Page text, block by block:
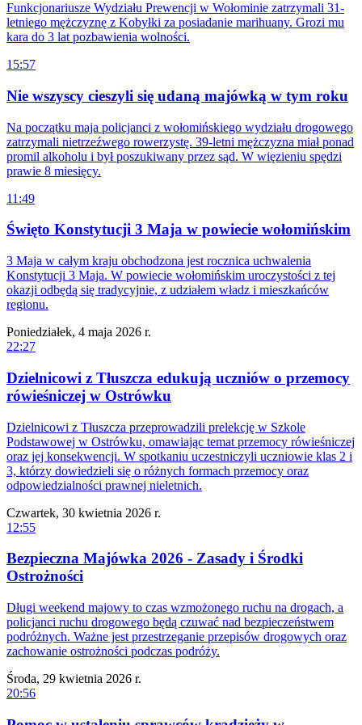
Funkcjonariusze Wydziału Prewencji w Wołominie zatrzymali 31-
letniego mężczyznę z Kobyłki za posiadanie marihuany. Grozi mu
kara do 3 lat pozbawienia wolności.
15:57
Nie wszyscy cieszyli się udaną majówką w tym roku
Na początku maja policjanci z wołomińskiego wydziału drogowego
zatrzymali nietrzeźwego rowerzystę. 39-letni mężczyzna miał ponad
promil alkoholu i był poszukiwany przez sąd. W więzieniu spędzi
prawie 8 miesięcy.
11:49
Święto Konstytucji 3 Maja w powiecie wołomińskim
3 Maja w całym kraju obchodzona jest rocznica uchwalenia
Konstytucji 3 Maja. W powiecie wołomińskim uroczystości z tej
okazji odbędą się tradycyjnie, z udziałem władz i mieszkańców
regionu.
Poniedziałek, 4 maja 2026 r.
22:27
Dzielnicowi z Tłuszcza edukują uczniów o przemocy
rówieśniczej w Ostrówku
Dzielnicowi z Tłuszcza przeprowadzili prelekcję w Szkole
Podstawowej w Ostrówku, omawiając temat przemocy rówieśniczej
oraz jej konsekwencji. W spotkaniu uczestniczyli uczniowie klas 2 i
3, którzy dowiedzieli się o różnych formach przemocy oraz
odpowiedzialności prawnej nieletnich.
Czwartek, 30 kwietnia 2026 r.
12:55
Bezpieczna Majówka 2026 - Zasady i Środki
Ostrożności
Długi weekend majowy to czas wzmożonego ruchu na drogach, a
policjanci ruchu drogowego będą czuwać nad bezpieczeństwem
podróżnych. Ważne jest przestrzeganie przepisów drogowych oraz
zachowanie ostrożności podczas podróży.
Środa, 29 kwietnia 2026 r.
20:56